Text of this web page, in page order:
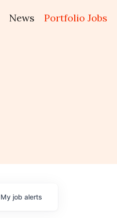
News Portfolio Jobs
My job alerts